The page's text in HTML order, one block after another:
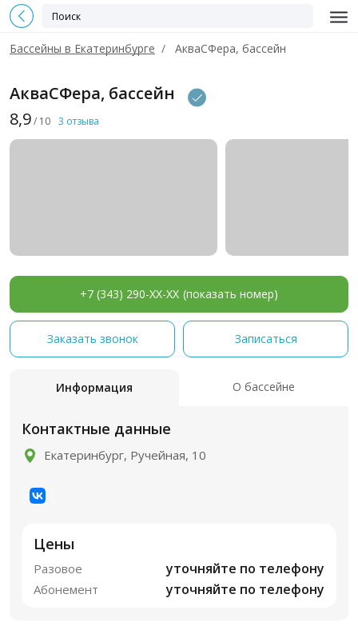
Бассейны в Екатеринбурге АкваСФера, бассейн
АкваСФера, бассейн
8,9/ 10 3 отзыва
+7 (343) 290-XX-XX (показать номер)
Заказать звонок Записаться
Информация О бассейне
Контактные данные
Екатеринбург, Ручейная, 10
Цены
Разовое уточняйте по телефону
Абонемент уточняйте по телефону